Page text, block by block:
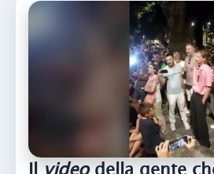
Ilvideodella gente